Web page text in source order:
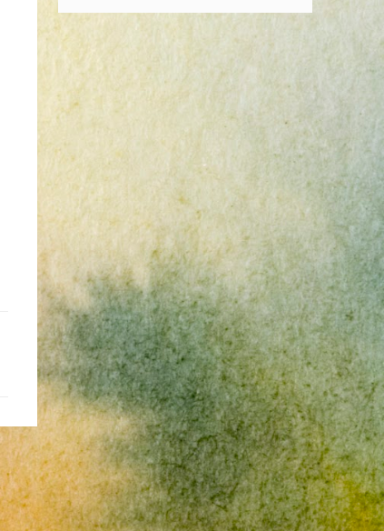
務所 )去取得。不過實際到了現場發現還是需
要法院的正式行文才可以拿到這些檔案，因為
我並非權利人，只是被捲入事件的租客。 在
這過程中我覺得很像行走於沙漠的求生者，在
一個小綠洲受到指引要繼續往某個方向才能脫
離沙漠。當我不幸受到詐騙的時候，會覺得這
社會真的很黑暗，到處都是敗類橫行卻沒有人
願意伸出援手。行政人員對於社會上充滿詐騙
被害者也是義憤填膺，不少無辜受害者也是跑
來申請這些資料。也是有光明的一面，只是他
們也許默默埋首在岡位上和檔案裡，當你大聲
疾呼求找證人或走進警局報案卻一籌莫展時，
他們是這社會上別的部門裡後來才能支援你的
人。她祝我官司一切順利。 希望政府能把張
淑晶一類的惡房東或海蟑螂嚴加懲罰，不能再
讓他們出來害人。買房市場已經被炒房客和建
商政客弄得大家無法有自己的家，現在連租屋
市場也烏煙瘴氣，國人自己都無立錐之地，哪
裡能安居樂業呢? 就是因為工作或生活所需，
家人成家已經沒有空間才出來找空間，現在卻
處處是陷阱，惡人專門欺負沒有資源或法律知
識不夠的弱勢，平民小老百姓即使願意對簿公
堂，又怎麼承受得住法律訴訟的折磨呢?
午檯球——3分 c.正式的舞會——4分 d.猜謎或
搶答——2分 8.橡皮與立可白，更常用： 橡皮
——1分 立可白——0分 9.喜歡下列哪一種顏
色搭配： a.紅加黑——1分 b.金加銀——2分 c.
粉加白——4分 d.粉加灰——3分 10.有多少特
長？ a.沒有——2分 b.1、2項——4分 c.3、4項
——3分 d.5項及以上——1分 得分表（男性戀
人） 6分.日日野晴矢 7分.齋藤一 8分.雨宮一彥
9分.仙道彰 10分.王天君 11分.邑輝一貴 12分.道
明寺司 13分.沖田總司 14分.由貴瑛里 15分.傑
克 16分.酷拉皮卡 17分.吉良朔夜 18分.藤原佐
為 19分.山田太郎 20分.工藤新一 21分.藏馬 22
分.天照 23分.八戒 24分.草摩由希 25分.都筑麻
斗 26分.皇昴流 27分.安倍泰明 (不是安倍晴明
嗎?) 28分.玖月牙曉 得分表（女性戀人） 6分.
空條徐倫 7分.綾波麗 (應該是綾波零吧...") 8分.
奈美 9分.拉姆 10分.乾闥婆王 (聖傳) 11分.更紗
12分.雪代巴 13分.美夕 14分.花音 15分.神崎堇
16分.音無響子 (是音無可憐嗎?) 17分.天野愛
18分.宮澤雪野 19分.幸田實果子 20分.林明美
21分.鈴木夕梨 22分.無道紗羅 23分.桃生小鳥
24分.藤崎詩織 25分.夕城美朱 26分.本田透 27
分.蓓兒丹蒂 28分.月野兔
是這樣。 (因為我原本預計離開威睿的時間是
八月左右，這個時間比我預期的早了半年。感
謝某個腦袋不清楚的R大股東兼被冰凍的主
管，減少了我會繼續在這間公司浪費掉的生
命。) 這個過程其實是比較倉促的，原因稍後
再說。也因為是這樣，所以都是一些三線的公
司 --- 去面試之前就有心理準備，新資可能很
爛，或是因為時間不對的關係，職缺也都是爛
缺。 普安 InforTrend (口頭offer get，之後
被表) 這間挺糟糕的。人資已經跟我確定錄
取，還打電話恭喜我，也說了錄取薪水是4萬
5。但正式聘書一直不下來，還一直改變說
詞。第一次去面試的時候，可以感覺到跟網路
上說的一樣，暮氣沉沉，老人想要改變這個黃
昏產業，但怎麼樣都變不出有用的新把戲，新
人因為被壓榨所以留不住。 東碩 (面試後很快
就發感謝信) 人資一看期望薪資大概就知道我
不會來了。這公司氣氛很像公家機關，緩慢而
年老，座位隔間的排列也是。面試我的阿姨不
斷鼓吹我這個職位的可能性，但就像查得到的
資訊，它們大量用沒有經驗的新人去做PM，
基本上也就是去一個沒什麼用的資料庫去猜可
能會有什麼東西可以做。每個月裡面所有的計